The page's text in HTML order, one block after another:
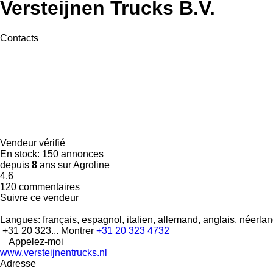
Versteijnen Trucks B.V.
Contacts
Vendeur vérifié
En stock: 150 annonces
depuis 8 ans sur Agroline
4.6
120 commentaires
Suivre ce vendeur
Langues: français, espagnol, italien, allemand, anglais,
+31 20 323... Montrer +31 20 323 4732
Appelez-moi
www.versteijnentrucks.nl
Adresse